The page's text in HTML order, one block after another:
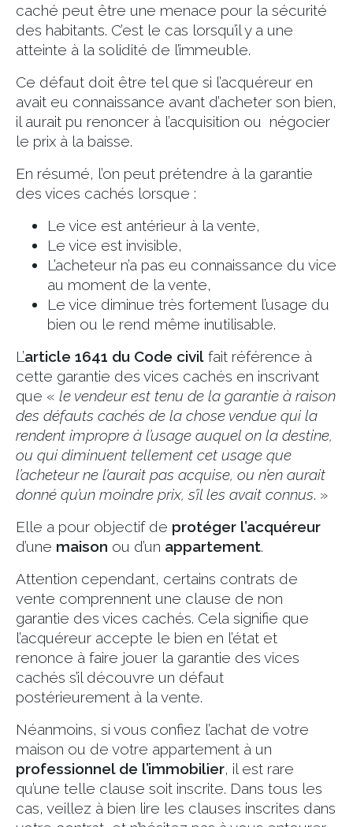
caché peut être une menace pour la sécurité
des habitants. C’est le cas lorsqu’il y a une
atteinte à la solidité de l’immeuble.
Ce défaut doit être tel que si l’acquéreur en
avait eu connaissance avant d’acheter son bien,
il aurait pu renoncer à l’acquisition ou négocier
le prix à la baisse.
En résumé, l’on peut prétendre à la garantie
des vices cachés lorsque :
Le vice est antérieur à la vente,
Le vice est invisible,
L’acheteur n’a pas eu connaissance du vice
au moment de la vente,
Le vice diminue très fortement l’usage du
bien ou le rend même inutilisable.
L’article 1641 du Code civil fait référence à
cette garantie des vices cachés en inscrivant
que « le vendeur est tenu de la garantie à raison
des défauts cachés de la chose vendue qui la
rendent impropre à l’usage auquel on la destine,
ou qui diminuent tellement cet usage que
l’acheteur ne l’aurait pas acquise, ou n’en aurait
donné qu’un moindre prix, s’il les avait connus. »
Elle a pour objectif de protéger l’acquéreur
d’une maison ou d’un appartement.
Attention cependant, certains contrats de
vente comprennent une clause de non
garantie des vices cachés. Cela signifie que
l’acquéreur accepte le bien en l’état et
renonce à faire jouer la garantie des vices
cachés s’il découvre un défaut
postérieurement à la vente.
Néanmoins, si vous confiez l’achat de votre
maison ou de votre appartement à un
professionnel de l’immobilier, il est rare
qu’une telle clause soit inscrite. Dans tous les
cas, veillez à bien lire les clauses inscrites dans